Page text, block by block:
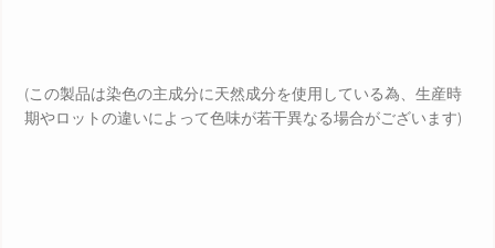
(この製品は染色の主成分に天然成分を使用している為、生産時
期やロットの違いによって色味が若干異なる場合がございます)